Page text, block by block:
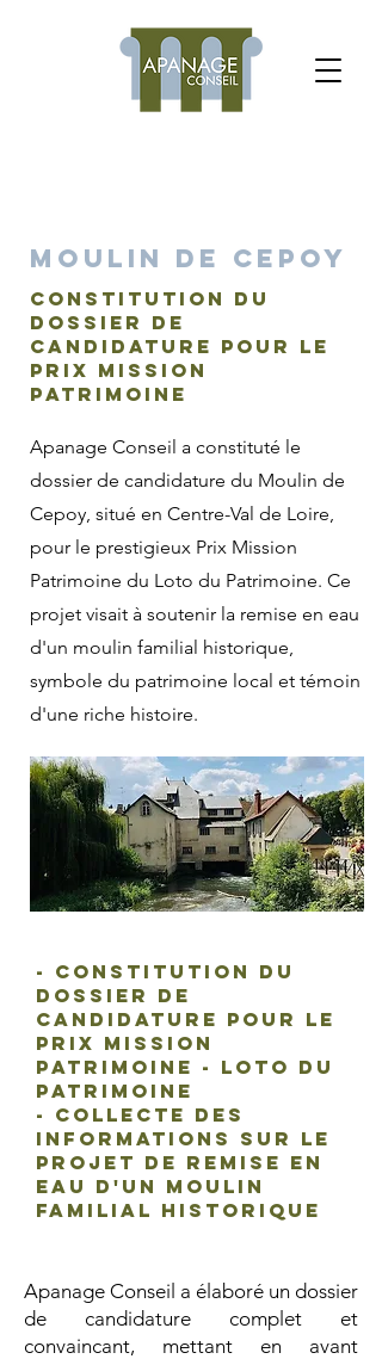
Moulin de Cepoy
Constitution du
dossier de
candidature pour le
prix Mission
Patrimoine
Apanage Conseil a constituté le
dossier de candidature du Moulin de
Cepoy, situé en Centre-Val de Loire,
pour le prestigieux Prix Mission
Patrimoine du Loto du Patrimoine. Ce
projet visait à soutenir la remise en eau
d'un moulin familial historique,
symbole du patrimoine local et témoin
d'une riche histoire.
- Constitution du
dossier de
candidature pour le
prix Mission
Patrimoine - Loto du
patrimoine
- Collecte des
informations sur le
Projet de remise en
eau d'un moulin
familial historique
Apanage Conseil a élaboré un dossier
de candidature complet et
convaincant, mettant en avant